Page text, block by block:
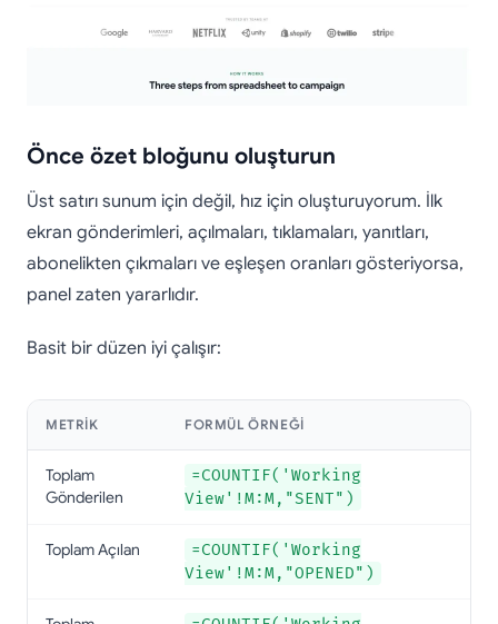
Önce özet bloğunu oluşturun
Üst satırı sunum için değil, hız için oluşturuyorum. İlk
ekran gönderimleri, açılmaları, tıklamaları, yanıtları,
abonelikten çıkmaları ve eşleşen oranları gösteriyorsa,
panel zaten yararlıdır.
Basit bir düzen iyi çalışır:
METRIK FORMÜL ÖRNEĞI
Toplam
Gönderilen
=COUNTIF('Working
View'!M:M,"SENT")
Toplam Açılan
=COUNTIF('Working
View'!M:M,"OPENED")